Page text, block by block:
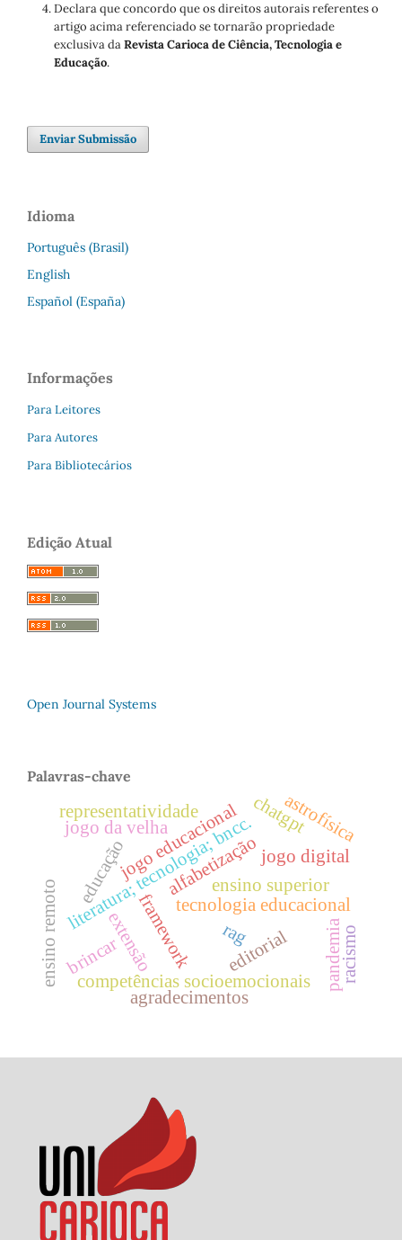
Declara que concordo que os direitos autorais referentes o
artigo acima referenciado se tornarão propriedade
exclusiva daRevista Carioca de Ciência, Tecnologia e
Educação.
Enviar Submissão
Idioma
Português (Brasil)
English
Español (España)
Informações
Para Leitores
Para Autores
Para Bibliotecários
Edição Atual
Open Journal Systems
Palavras-chave
tecnologia educacional
alfabetizaçãojogo digital
literatura; tecnologia; bncc.ensino superior
extensão
competências socioemocionais
framework
jogo educacional
educação
pandemia
rag
ensino remoto editorial
agradecimentos
racismo
representatividade
brincar
jogo da velha chatgptastrofísica